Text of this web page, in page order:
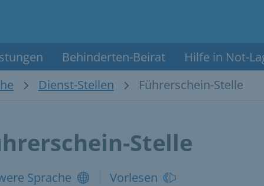
Behinderten-Beirat
Hilfe in Not-
Dienst-Stellen Führerschein-Stelle
Stelle
Sprache Vorlesen